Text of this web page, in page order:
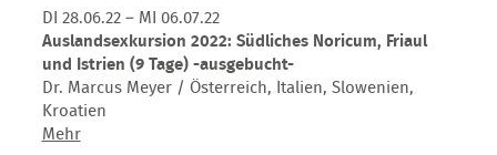
-
noch
Restplätze
vorhanden-
Ausstellungsbesuche
und
UNESCO-
Welterbestätten
in
und
DI 28.06.22 – MI 06.07.22
Auslandsexkursion 2022: Südliches Noricum, Friaul
und Istrien (9 Tage) -ausgebucht-
Dr. Marcus Meyer / Österreich, Italien, Slowenien,
Kroatien
MehrAuslandsexkursion